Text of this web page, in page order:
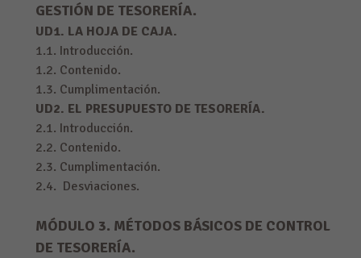
GESTIÓN DE TESORERÍA.
UD1. LA HOJA DE CAJA.
1.1. Introducción.
1.2. Contenido.
1.3. Cumplimentación.
UD2. EL PRESUPUESTO DE TESORERÍA.
2.1. Introducción.
2.2. Contenido.
2.3. Cumplimentación.
2.4. Desviaciones.
MÓDULO 3. MÉTODOS BÁSICOS DE CONTROL
DE TESORERÍA.